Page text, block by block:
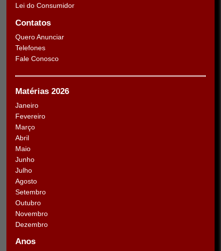
Lei do Consumidor
Contatos
Quero Anunciar
Telefones
Fale Conosco
Matérias 2026
Janeiro
Fevereiro
Março
Abril
Maio
Junho
Julho
Agosto
Setembro
Outubro
Novembro
Dezembro
Anos